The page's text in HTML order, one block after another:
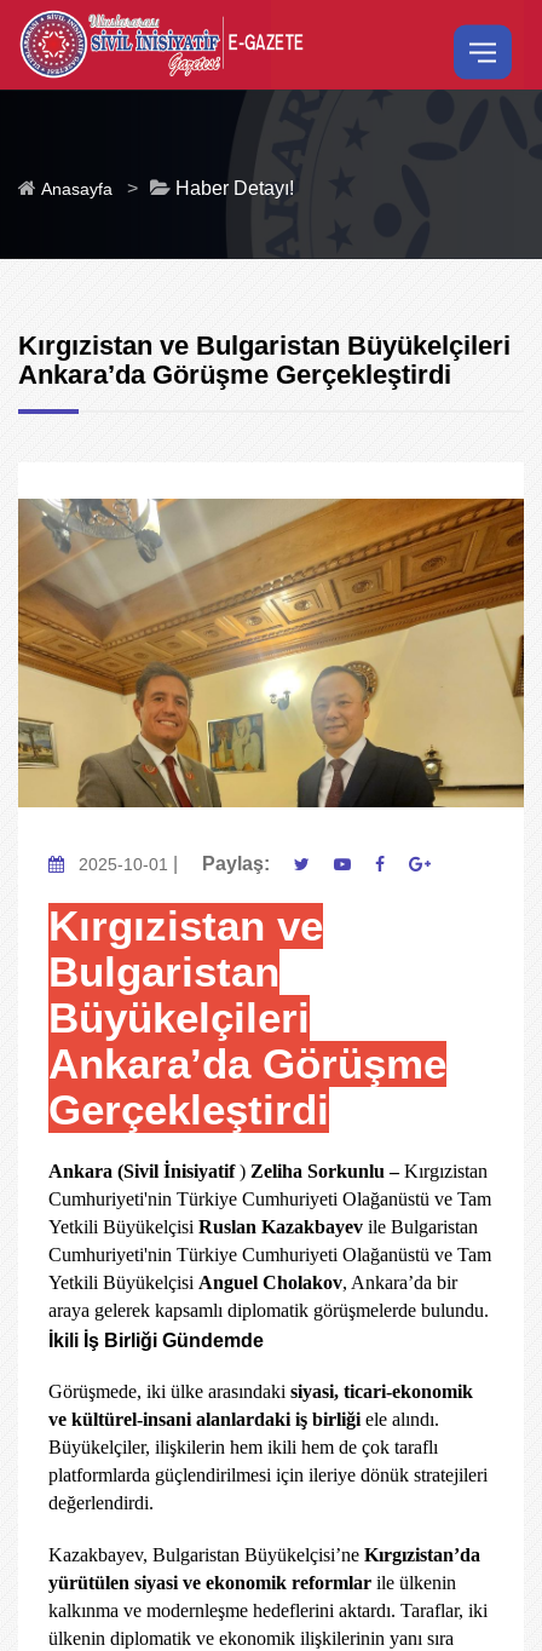
Anasayfa > Haber Detayı!
Kırgızistan ve Bulgaristan Büyükelçileri
Ankara’da Görüşme Gerçekleştirdi
2025-10-01 Paylaş:
Kırgızistan ve
Bulgaristan
Büyükelçileri
Ankara’da Görüşme
Gerçekleştirdi
Ankara (Sivil İnisiyatif) Zeliha Sorkunlu –Kırgızistan
Cumhuriyeti'nin Türkiye Cumhuriyeti Olağanüstü ve Tam
Yetkili Büyükelçisi Ruslan Kazakbayev ile Bulgaristan
Cumhuriyeti'nin Türkiye Cumhuriyeti Olağanüstü ve Tam
Yetkili Büyükelçisi Anguel Cholakov, Ankara’da bir
araya gelerek kapsamlı diplomatik görüşmelerde bulundu.
İkili İş Birliği Gündemde
Görüşmede, iki ülke arasındaki siyasi, ticari-ekonomik
ve kültürel-insani alanlardaki iş birliği ele alındı.
Büyükelçiler, ilişkilerin hem ikili hem de çok taraflı
platformlarda güçlendirilmesi için ileriye dönük stratejileri
değerlendirdi.
Kazakbayev, Bulgaristan Büyükelçisi’ne Kırgızistan’da
yürütülen siyasi ve ekonomik reformlar ile ülkenin
kalkınma ve modernleşme hedeflerini aktardı. Taraflar, iki
ülkenin diplomatik ve ekonomik ilişkilerinin yanı sıra